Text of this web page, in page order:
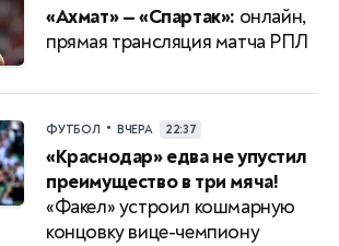
«Ахмат» — «Спартак»: онлайн,
прямая трансляция матча РПЛ
ФУТБОЛ • ВЧЕРА 22:37
«Краснодар» едва не упустил
преимущество в три мяча!
«Факел» устроил кошмарную
концовку вице-чемпиону